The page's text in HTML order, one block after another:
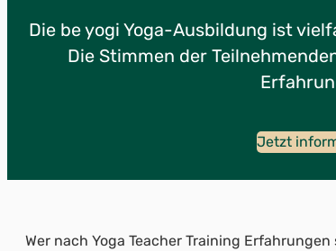
Die be yogi Yoga-Ausbildung ist
Die Stimmen der
Jetzt
Wer nach Yoga Teacher Training